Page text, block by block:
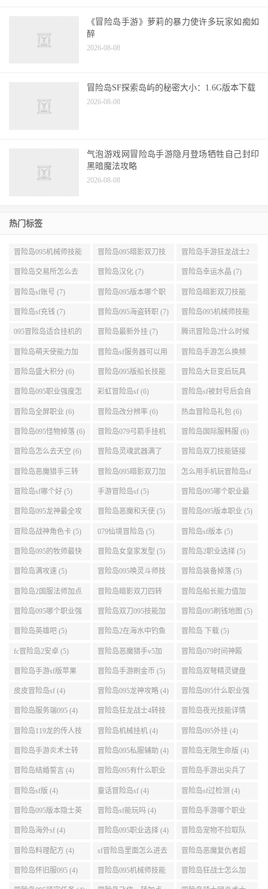
《冒险岛手游》萝莉的暴力使许多玩家如痴如
醉
2026-08-08
冒险岛SF探索岛屿的秘密大小：1.6G版本下载
2026-08-08
气泡游戏网冒险岛手游隐月登场牺牲自己封印
黑暗魔法攻略
2026-08-08
热门标签
冒险岛095机械师技能
展示 (9)
冒险岛095暗影双刀技
能加点 (9)
冒险岛手游狂龙战士2
转 (9)
冒险岛交易所怎么去
(8)
冒险岛汉化 (7) 冒险岛幸运水晶 (7)
冒险岛sf账号 (7) 冒险岛095版本哪个职
业段数高些 (7)
冒险岛暗影双刀技能
加点095版本 (7)
冒险岛sf充钱 (7) 冒险岛095海盗转职 (7) 冒险岛095机械师技能
演示 (7)
095冒险岛适合挂机的
地图 (7)
冒险岛最新外挂 (7) 腾讯冒险岛2什么时候
公测 (7)
冒险岛萌天使能力加
点 (6)
冒险岛sf服务器可以用
自己电脑 (6)
冒险岛手游怎么换频
道 (6)
冒险岛盛大积分 (6) 冒险岛095版船长技能
介绍 (6)
冒险岛大巨变后玩具
城组队任务 (6)
冒险岛095职业强度怎
么选 (6)
彩虹冒险岛sf (6) 冒险岛sf被封号后会自
动关闭电脑 (6)
冒险岛全屏职业 (6) 冒险岛改分辨率 (6) 热血冒险岛礼包 (6)
冒险岛095怪物掉落 (6) 冒险岛079弓箭手挂机
升级的地方 (6)
冒险岛国际服韩服 (6)
冒险岛怎么去天空 (6) 冒险岛灵魂武器满了
(6)
冒险岛双刀技能链接
(5)
冒险岛恶魔猎手三转
技能加点顺序 (5)
冒险岛095暗影双刀加
点 (5)
怎么用手机玩冒险岛sf
(5)
冒险岛sf哪个好 (5) 手游冒险岛sf (5) 冒险岛095哪个职业最
好 (5)
冒险岛095龙神最全攻
略 (5)
冒险岛恶魔和天使 (5) 冒险岛095版本职业 (5)
冒险岛战神角色卡 (5) 079仙境冒险岛 (5) 冒险岛sf版本 (5)
冒险岛095的牧师最快
升级路线 (5)
冒险岛女皇家发型 (5) 冒险岛2职业选择 (5)
冒险岛满攻速 (5) 冒险岛095唤灵斗师技
能介绍 (5)
冒险岛装备掉落 (5)
冒险岛2国服法师加点
(5)
冒险岛暗影双刀四转
任务 (5)
冒险岛船长能力值加
点 (5)
冒险岛095哪个职业强
势 (5)
冒险岛双刀095技能加
点 (5)
冒险岛095刷钱地图 (5)
冒险岛英雄吧 (5) 冒险岛2在海水中钓鱼
(5)
冒险岛 下载 (5)
fc冒险岛2安卓 (5) 冒险岛恶魔猎手v5加
点 (5)
冒险岛079时间神殿
999任务 (5)
冒险岛手游sf版苹果
(5)
冒险岛手游刷金币 (5) 冒险岛双弩精灵键盘
设置 (5)
皮皮冒险岛sf (4) 冒险岛095龙神攻略 (4) 冒险岛095什么职业强
(4)
冒险岛服务端095 (4) 冒险岛狂龙战士4转技
能加点 (4)
冒险岛夜光技能详情
(4)
冒险岛119龙的传人技
能加点 (4)
冒险岛机械挂机 (4) 冒险岛095外挂 (4)
冒险岛手游炎术士转
职 (4)
冒险岛095私服辅助 (4) 冒险岛无限生命版 (4)
冒险岛结婚誓言 (4) 冒险岛095有什么职业
(4)
冒险岛手游出尖兵了
吗 (4)
冒险岛sf版 (4) 童话冒险岛sf (4) 冒险岛sf过检测 (4)
冒险岛095版本隐士英
雄后期玩哪个好 (4)
冒险岛sf能玩吗 (4) 冒险岛手游哪个职业
厉害 (4)
冒险岛海外sf (4) 冒险岛095职业选择 (4) 冒险岛宠物不捡取队
友的东西 (4)
冒险岛料理配方 (4) sf冒险岛里面怎么进去
打扎昆啊 (4)
冒险岛恶魔复仇者超
级技能 (4)
冒险岛怀旧服095 (4) 冒险岛095机械师技能 冒险岛狂战士怎么加